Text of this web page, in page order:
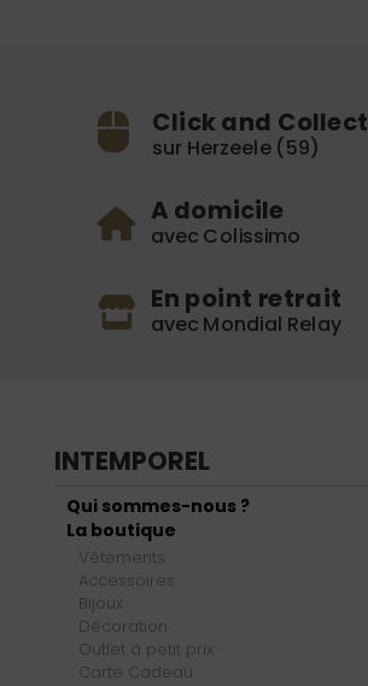
Click and Collect
sur Herzeele (59)
A domicile
avec Colissimo
En point retrait
avec Mondial Relay
INTEMPOREL
Qui sommes-nous ?
La boutique
Vêtements
Accessoires
Bijoux
Décoration
Outlet à petit prix
Carte Cadeau